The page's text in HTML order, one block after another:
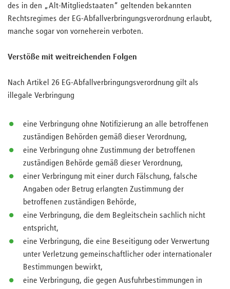
des in den „Alt-Mitgliedstaaten“ geltenden bekannten
Rechtsregimes der EG-Abfallverbringungsverordnung erlaubt,
manche sogar von vorneherein verboten.
Verstöße mit weitreichenden Folgen
Nach Artikel 26 EG-Abfallverbringungsverordnung gilt als
illegale Verbringung
eine Verbringung ohne Notifizierung an alle betroffenen
zuständigen Behörden gemäß dieser Verordnung,
eine Verbringung ohne Zustimmung der betroffenen
zuständigen Behörde gemäß dieser Verordnung,
einer Verbringung mit einer durch Fälschung, falsche
Angaben oder Betrug erlangten Zustimmung der
betroffenen zuständigen Behörde,
eine Verbringung, die dem Begleitschein sachlich nicht
entspricht,
eine Verbringung, die eine Beseitigung oder Verwertung
unter Verletzung gemeinschaftlicher oder internationaler
Bestimmungen bewirkt,
eine Verbringung, die gegen Ausfuhrbestimmungen in